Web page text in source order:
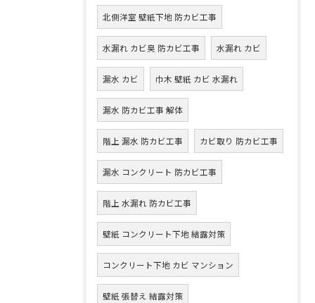
北側洋室 壁紙下地 防カビ工事
水漏れ カビ臭 防カビ工事 水漏れ カビ
漏水 カビ 巾木 壁紙 カビ 水漏れ
漏水 防カビ工事 解体
階上 漏水 防カビ工事 カビ取り 防カビ工事
漏水 コンクリート 防カビ工事
階上 水漏れ 防カビ工事
壁紙 コンクリート下地 結露対策
コンクリート下地 カビ マンション
壁紙 張替え 結露対策